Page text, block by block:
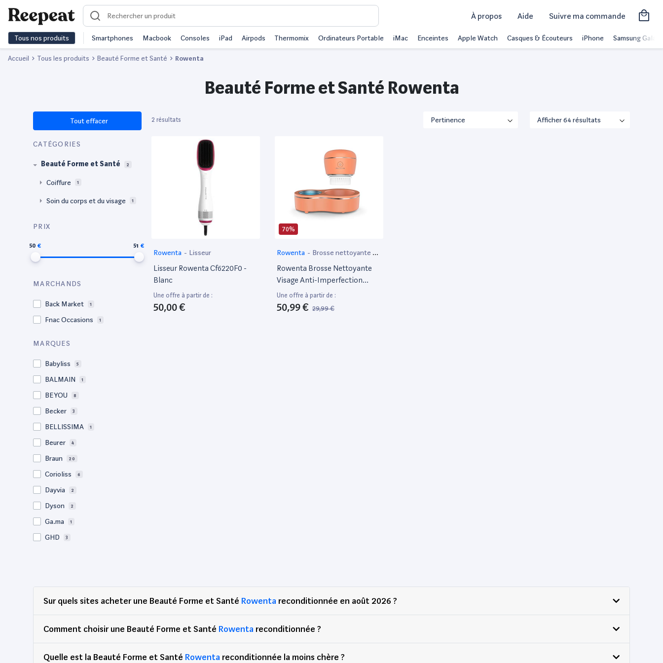
À propos Aide Suivre ma commande
Tous nos produits Smartphones Macbook Consoles iPad Airpods Thermomix Ordinateurs Portable iMac Enceintes Apple Watch Casques & Écouteurs iPhone Samsung Galaxy
Accueil Tous les produits Beauté Forme et Santé Rowenta
Beauté Forme et Santé Rowenta
Tout effacer
CATÉGORIES
Beauté Forme et Santé 2
Coiffure 1
Soin du corps et du visage 1
PRIX
50 51
MARCHANDS
Back Market 1
Fnac Occasions 1
MARQUES
Babyliss 5
BALMAIN 1
BE YOU 8
Becker 3
BELLISSIMA 1
Beurer 4
Braun 20
Corioliss 6
Dayvia 2
Dyson 2
Ga.ma 1
GHD 3
LIVOO 2
Paingone 1
Panasonic 3
2 résultats
Rowenta - Lisseur
Lisseur Rowenta Cf6220F0 -
Blanc
Une offre à partir de :
50,00 €
70%
Rowenta - Brosse nettoyante de
visage
Rowenta Brosse Nettoyante
Visage Anti-Imperfection
Routine, 1 Minute, Soin Doux,
Utilisable Sous L'Eau, Peau
Nette, Pores Resserrés Et
Une offre à partir de :
50,99 € 29,99 €
Sur quels sites acheter une Beauté Forme et Santé Rowenta reconditionnée en août 2026 ?
Comment choisir une Beauté Forme et Santé Rowenta reconditionnée ?
Quelle est la Beauté Forme et Santé Rowenta reconditionnée la moins chère ?